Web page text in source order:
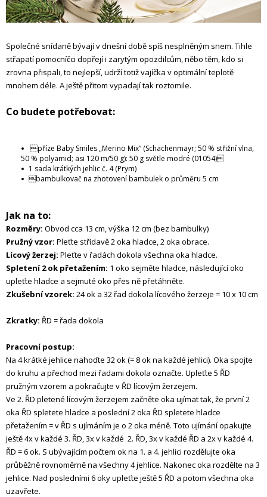
Společné snídaně bývají v dnešní době spíš nesplněným snem. Tihle
střapatí pomocníčci dopřejí i zarytým opozdilcům, něbo těm, kdo si
zrovna přispali, to nejlepší, udrží totiž vajíčka v optimální teplotě
mnohem déle. A ještě přitom vypadají tak roztomile.
Co budete potřebovat:
příze Baby Smiles „Merino Mix“ (Schachenmayr; 50 % střižní vlna,
50 % polyamid; asi 120 m/50 g): 50 g světle modré (01054)
1 sada krátkých jehlic č. 4 (Prym)
bambulkovač na zhotovení bambulek o průměru 5 cm
Jak na to:
Rozměry: Obvod cca 13 cm, výška 12 cm (bez bambulky)
Pružný vzor: Pleťte střídavě 2 oka hladce, 2 oka obrace.
Lícový žerzej: Pleťte v řadách dokola všechna oka hladce.
Spletení 2 ok přetažením: 1 oko sejměte hladce, následující oko
upleťte hladce a sejmuté oko přes ně přetáhněte.
Zkušební vzorek: 24 ok a 32 řad dokola lícového žerzeje = 10 x 10 cm
Zkratky: ŘD = řada dokola
Pracovní postup:
Na 4 krátké jehlice nahoďte 32 ok (= 8 ok na každé jehlici). Oka spojte
do kruhu a přechod mezi řadami dokola označte. Upleťte 5 ŘD
pružným vzorem a pokračujte v ŘD lícovým žerzejem.
Ve 2. ŘD pletené lícovým žerzejem začněte oka ujímat tak, že první 2
oka ŘD spletete hladce a poslední 2 oka ŘD spletete hladce
přetažením = v ŘD s ujímáním je o 2 oka méně. Toto ujímání opakujte
ještě 4x v každé 3. ŘD, 3x v každé 2. ŘD, 3x v každé ŘD a 2x v každé 4.
ŘD = 6 ok. S ubývajícím počtem ok na 1. a 4. jehlici rozdělujte oka
průběžně rovnoměrně na všechny 4 jehlice. Nakonec oka rozdělte na 3
jehlice. Nad posledními 6 oky upleťte ještě 5 ŘD a potom všechna oka
uzavřete.